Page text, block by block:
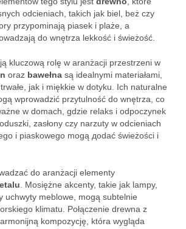
odcieniach, takich jak biel, beż czy
przypominają piasek i plaże, a
do wnętrza lekkość i świeżość.
kluczową rolę w aranżacji przestrzeni w
oraz bawełna są idealnymi materiałami,
jak i miękkie w dotyku. Ich naturalne
wprowadzić przytulność do wnętrza, co
w domach, gdzie relaks i odpoczynek
zasłony czy narzuty w odcieniach
i piaskowego mogą дodać świeżości i
do aranżacji elementy
. Mosiężne akcenty, takie jak lampy,
uchwyty meblowe, mogą subtelnie
klimatu. Połączenie drewna z
kompozycję, która wygląda